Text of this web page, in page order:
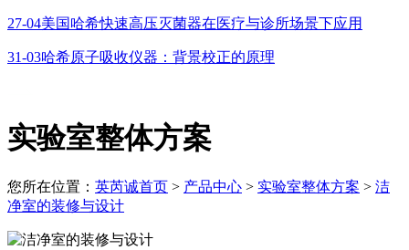
27-04美国哈希快速高压灭菌器在医疗与诊所场景下应用
31-03哈希原子吸收仪器：背景校正的原理
实验室整体方案
您所在位置： 英芮诚首页 > 产品中心 > 实验室整体方案 > 洁
净室的装修与设计